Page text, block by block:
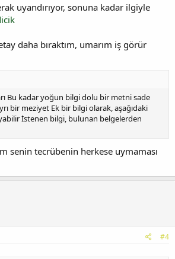
uyandırıyor, sonuna kadar ilgiyle
daha bıraktım, umarım iş görür
Bu kadar yoğun bilgi dolu bir metni sade
bir meziyet Ek bir bilgi olarak, aşağıdaki
İstenen bilgi, bulunan belgelerden
senin tecrübenin herkese uymaması
#4